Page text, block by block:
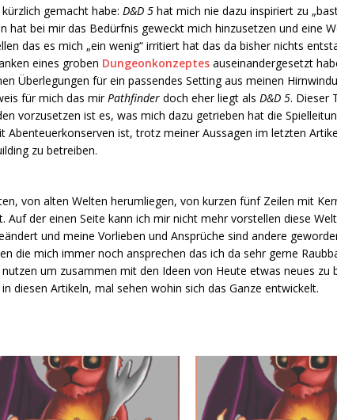
gemacht habe:D&D 5 hat mich nie dazu inspiriert zu
hat bei mir das Bedürfnis geweckt mich hinzusetzen und eine
das es mich „ein wenig“ irritiert hat das da bisher nichts
eines groben Dungeonkonzeptes auseinandergesetzt
Überlegungen für ein passendes Setting aus meinen
für mich das mirPathfinder doch eher liegt alsD&D 5. Dieser
vorzusetzen ist es, was mich dazu getrieben hat die
ist, trotz meiner Aussagen im letzten
zu betreiben.
von alten Welten herumliegen, von kurzen fünf Zeilen mit
der einen Seite kann ich mir nicht mehr vorstellen diese
und meine Vorlieben und Ansprüche sind andere
die mich immer noch ansprechen das ich da sehr gerne
um zusammen mit den Ideen von Heute etwas neues zu
diesen Artikeln, mal sehen wohin sich das Ganze entwickelt.